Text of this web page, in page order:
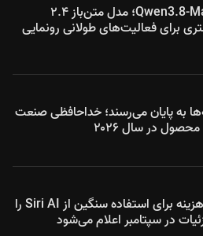
علی‌بابا از Qwen3.8-Max؛ مدل متن‌باز ۲.۴
برای فعالیت‌های طولانی رونمایی
به پایان می‌رسند؛ خداحافظی صنعت
اپل دریافت هزینه برای استفاده سنگین از Siri AI را
در سپتامبر اعلام می‌شود